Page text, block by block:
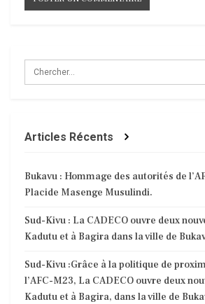
Articles Récents
Bukavu : Hommage des autorités de
Placide Masenge Musulindi.
Sud-Kivu : La CADECO ouvre deux
Kadutu et à Bagira dans la ville de
Sud-Kivu :Grâce à la politique de
l’AFC-M23, La CADECO ouvre deux
Kadutu et à Bagira, dans la ville de